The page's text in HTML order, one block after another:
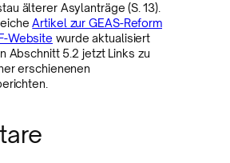
älterer Asylanträge (S. 13).
Artikel zur GEAS-Reform
Website wurde aktualisiert
Abschnitt 5.2 jetzt Links zu
erschienenen